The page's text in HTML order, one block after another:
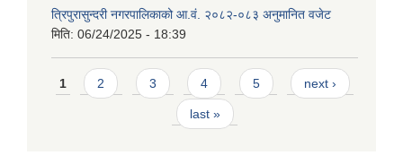
त्रिपुरासुन्दरी नगरपालिकाको आ.वं. २०८२-०८३ अनुमानित वजेट
मिति: 06/24/2025 - 18:39
Pages
1 2 3 4 5 next ›
last »